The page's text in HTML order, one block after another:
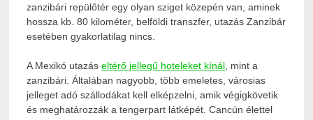
zanzibári repülőtér egy olyan sziget közepén van, aminek
hossza kb. 80 kilométer, belföldi transzfer, utazás Zanzibár
esetében gyakorlatilag nincs.
A Mexikó utazáseltérő jellegű hoteleket kínál, mint a
zanzibári. Általában nagyobb, több emeletes, városias
jelleget adó szállodákat kell elképzelni, amik végigkövetik
és meghatározzák a tengerpart látképét. Cancún élettel